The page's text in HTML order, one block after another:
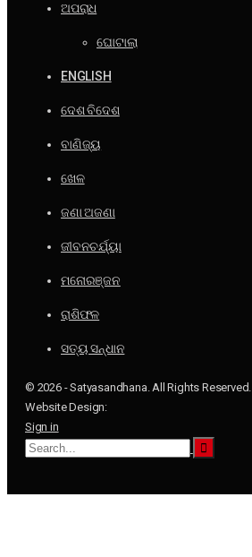
ଅପରାଧ
ଘୋଟାଲା
ENGLISH
ଦେଶ ବିଦେଶ
ବାଣିଜ୍ୟ
ଖେଳ
ଜଣା ଅଜଣା
ଜୀବନଚର୍ଯ୍ୟା
ମନୋରଞ୍ଜନ
ରାଶିଫଳ
ସତ୍ୟ ସନ୍ଧାନ
© 2026 - Satyasandhana. All Rights Reserved.
Website Design:
Sign in